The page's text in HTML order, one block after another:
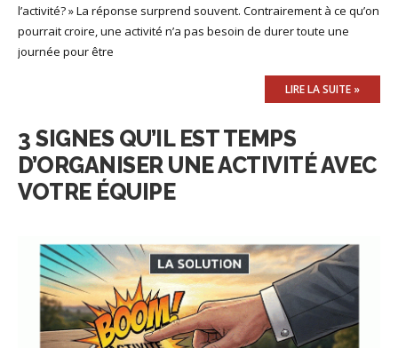
l’activité? » La réponse surprend souvent. Contrairement à ce qu’on
pourrait croire, une activité n’a pas besoin de durer toute une
journée pour être
LIRE LA SUITE »
3 SIGNES QU’IL EST TEMPS
D’ORGANISER UNE ACTIVITÉ AVEC
VOTRE ÉQUIPE